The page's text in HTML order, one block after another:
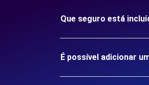
Que seguro está
É possível adicionar